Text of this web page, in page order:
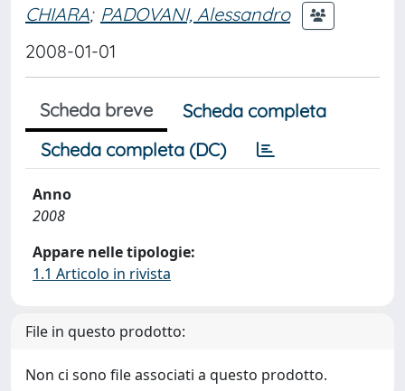
CHIARA; PADOVANI, Alessandro
2008-01-01
Scheda breve
Scheda completa
Scheda completa (DC)
Anno
2008
Appare nelle tipologie:
1.1 Articolo in rivista
File in questo prodotto:
Non ci sono file associati a questo prodotto.